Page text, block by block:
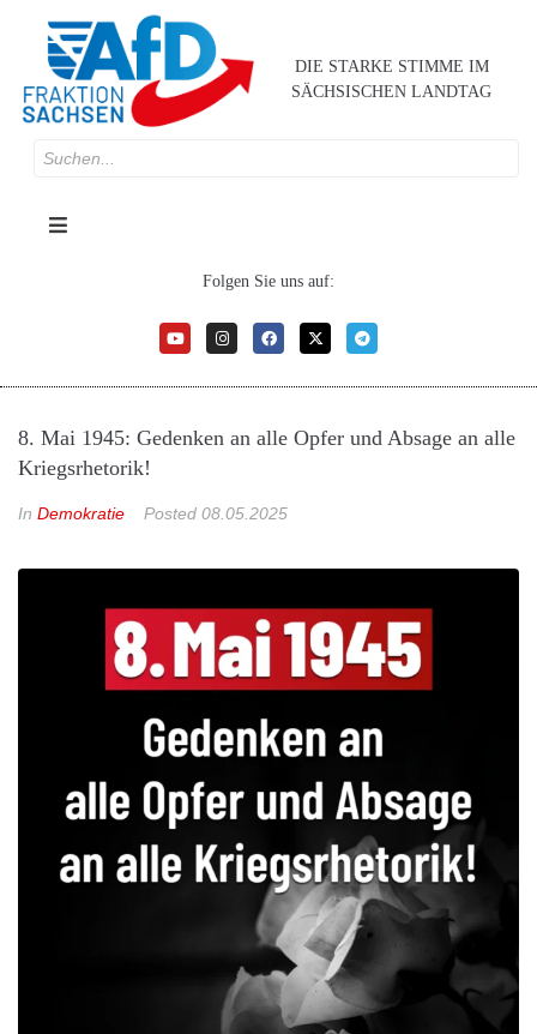
DIE STARKE STIMME IM
SÄCHSISCHEN LANDTAG
Folgen Sie uns auf:
8. Mai 1945: Gedenken an alle Opfer und Absage an alle
Kriegsrhetorik!
In Demokratie Posted 08.05.2025